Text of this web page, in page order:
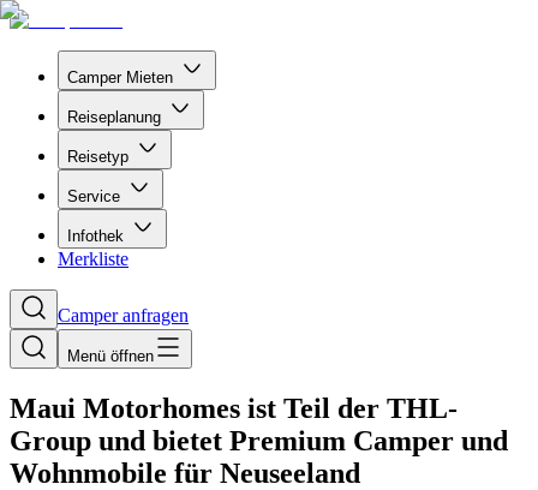
Camper Mieten
Reiseplanung
Reisetyp
Service
Infothek
Merkliste
Camper anfragen
Menü öffnen
Maui Motorhomes ist Teil der THL-
Group und bietet Premium Camper und
Wohnmobile für Neuseeland